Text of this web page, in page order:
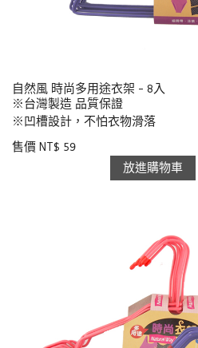
自然風 時尚多用途衣架 - 8入
※台灣製造 品質保證
※凹槽設計，不怕衣物滑落
售價 NT$ 59